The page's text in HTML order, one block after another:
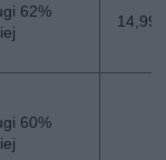
62%
14,99
60%